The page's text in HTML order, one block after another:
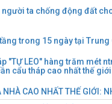
THIẾT KẾ CÔNG TRÌNH
cẩu tháp cao nhất thế giới